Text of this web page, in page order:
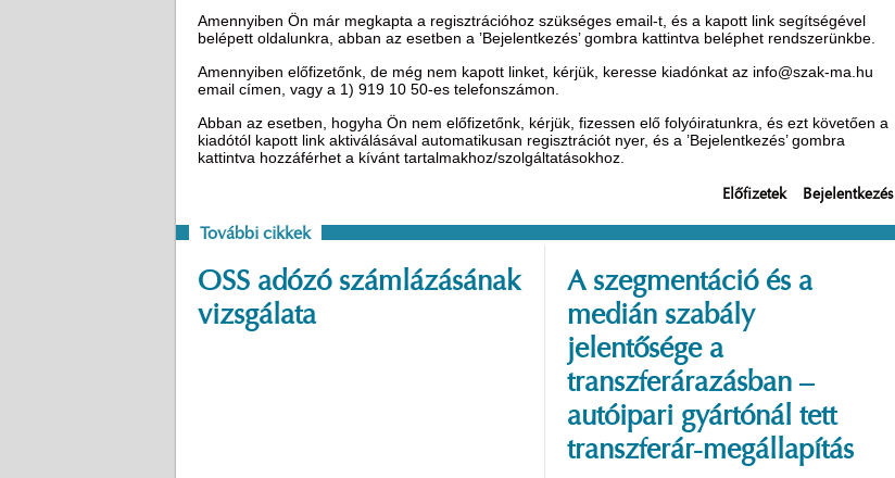
Amennyiben Ön már megkapta a regisztrációhoz szükséges email-t, és a kapott link segítségével
belépett oldalunkra, abban az esetben a ’Bejelentkezés’ gombra kattintva beléphet rendszerünkbe.
Amennyiben előfizetőnk, de még nem kapott linket, kérjük, keresse kiadónkat az info@szak-ma.hu
email címen, vagy a 1) 919 10 50-es telefonszámon.
Abban az esetben, hogyha Ön nem előfizetőnk, kérjük, fizessen elő folyóiratunkra, és ezt követően a
kiadótól kapott link aktiválásával automatikusan regisztrációt nyer, és a ’Bejelentkezés’ gombra
kattintva hozzáférhet a kívánt tartalmakhoz/szolgáltatásokhoz.
Bejelentkezés
Előfizetek
További cikkek
OSS adózó számlázásának
vizsgálata
A szegmentáció és a
medián szabály
jelentősége a
transzferárazásban –
autóipari gyártónál tett
transzferár-megállapítás